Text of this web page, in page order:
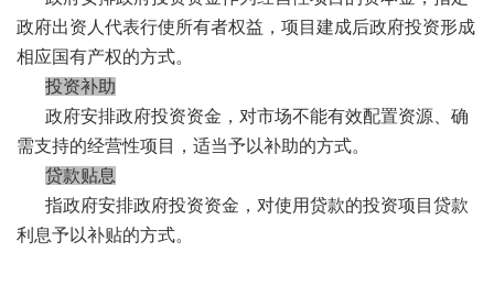
政府出资人代表行使所有者权益，项目建成后政府投资形成
相应国有产权的方式。
投资补助
政府安排政府投资资金，对市场不能有效配置资源、确
需支持的经营性项目，适当予以补助的方式。
贷款贴息
指政府安排政府投资资金，对使用贷款的投资项目贷款
利息予以补贴的方式。